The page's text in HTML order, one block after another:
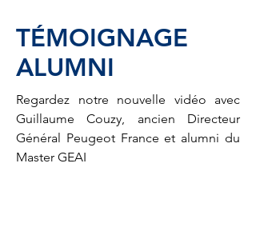
TÉMOIGNAGE
ALUMNI
Regardez notre nouvelle vidéo avec
Guillaume Couzy, ancien Directeur
Général Peugeot France et alumni du
Master GEAI